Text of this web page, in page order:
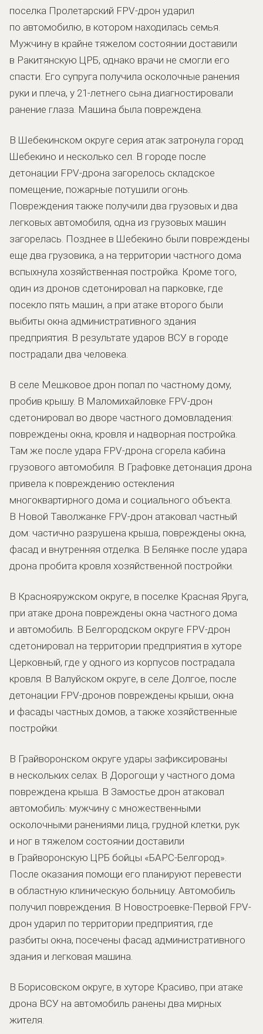
поселка Пролетарский FPV-дрон ударил
по автомобилю, в котором находилась семья.
Мужчину в крайне тяжелом состоянии доставили
в Ракитянскую ЦРБ, однако врачи не смогли его
спасти. Его супруга получила осколочные ранения
руки и плеча, у 21-летнего сына диагностировали
ранение глаза. Машина была повреждена.
В Шебекинском округе серия атак затронула город
Шебекино и несколько сел. В городе после
детонации FPV-дрона загорелось складское
помещение, пожарные потушили огонь.
Повреждения также получили два грузовых и два
легковых автомобиля, одна из грузовых машин
загорелась. Позднее в Шебекино были повреждены
еще два грузовика, а на территории частного дома
вспыхнула хозяйственная постройка. Кроме того,
один из дронов сдетонировал на парковке, где
посекло пять машин, а при атаке второго были
выбиты окна административного здания
предприятия. В результате ударов ВСУ в городе
пострадали два человека.
В селе Мешковое дрон попал по частному дому,
пробив крышу. В Маломихайловке FPV-дрон
сдетонировал во дворе частного домовладения:
повреждены окна, кровля и надворная постройка.
Там же после удара FPV-дрона сгорела кабина
грузового автомобиля. В Графовке детонация дрона
привела к повреждению остекления
многоквартирного дома и социального объекта.
В Новой Таволжанке FPV-дрон атаковал частный
дом: частично разрушена крыша, повреждены окна,
фасад и внутренняя отделка. В Белянке после удара
дрона пробита кровля хозяйственной постройки.
В Краснояружском округе, в поселке Красная Яруга,
при атаке дрона повреждены окна частного дома
и автомобиль. В Белгородском округе FPV-дрон
сдетонировал на территории предприятия в хуторе
Церковный, где у одного из корпусов пострадала
кровля. В Валуйском округе, в селе Долгое, после
детонации FPV-дронов повреждены крыши, окна
и фасады частных домов, а также хозяйственные
постройки.
В Грайворонском округе удары зафиксированы
в нескольких селах. В Дорогощи у частного дома
повреждена крыша. В Замостье дрон атаковал
автомобиль: мужчину с множественными
осколочными ранениями лица, грудной клетки, рук
и ног в тяжелом состоянии доставили
в Грайворонскую ЦРБ бойцы «БАРС-Белгород».
После оказания помощи его планируют перевести
в областную клиническую больницу. Автомобиль
получил повреждения. В Новостроевке-Первой FPV-
дрон ударил по территории предприятия, где
разбиты окна, посечены фасад административного
здания и легковая машина.
В Борисовском округе, в хуторе Красиво, при атаке
дрона ВСУ на автомобиль ранены два мирных
жителя.